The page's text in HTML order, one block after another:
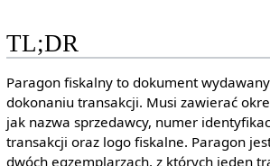
TL;DR
Paragon fiskalny to dokument
dokonaniu transakcji. Musi zawierać
jak nazwa sprzedawcy, numer
transakcji oraz logo fiskalne. Paragon
dwóch egzemplarzach, z których jeden